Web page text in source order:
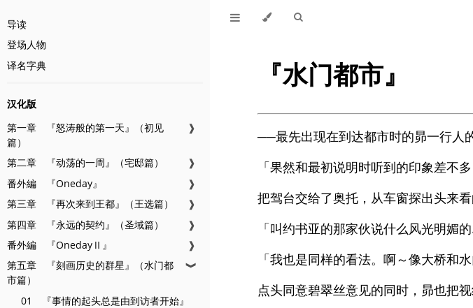
导读
登场人物
译名字典
汉化版
第一章 『怒涛般的第一天』（初见
篇）
❱
第二章 『动荡的一周』（宅邸篇）
❱
番外編 『Oneday』
❱
第三章 『再次来到王都』（王选篇）
❱
第四章 『永远的契约』（圣域篇）
❱
番外編 『OnedayⅡ』
❱
第五章 『刻画历史的群星』（水门都
市篇）
❱
01 『事情的起头总是由到访者开始』
『水门都市』
──最先出现在到达都市时的昴一行人
「果然和最初说明时听到的印象差不
把驾台交给了奥托，从车窗探出头来
「叫约书亚的那家伙说什么风光明媚
「我也是同样的看法。啊～像大桥和
点头同意碧翠丝意见的同时，昴也把视